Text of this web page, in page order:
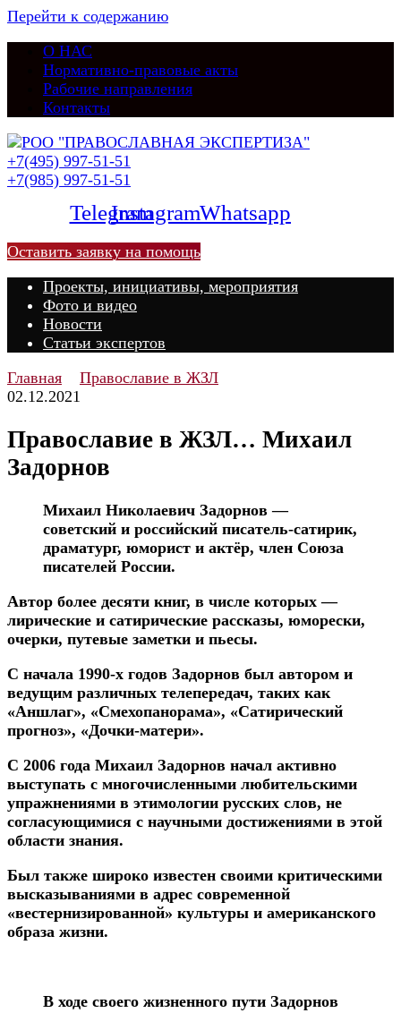
Перейти к содержанию
О НАС
Нормативно-правовые акты
Рабочие направления
Контакты
+7(495) 997-51-51
+7(985) 997-51-51
TelegramInstagramWhatsapp
Оставить заявку на помощь
Проекты, инициативы, мероприятия
Фото и видео
Новости
Статьи экспертов
Главная
Православие в ЖЗЛ
02.12.2021
Православие в ЖЗЛ… Михаил
Задорнов
Михаил Николаевич Задорнов —
советский и российский писатель-сатирик,
драматург, юморист и актёр, член Союза
писателей России.
Автор более десяти книг, в числе которых —
лирические и сатирические рассказы, юморески,
очерки, путевые заметки и пьесы.
С начала 1990-х годов Задорнов был автором и
ведущим различных телепередач, таких как
«Аншлаг», «Смехопанорама», «Сатирический
прогноз», «Дочки-матери».
С 2006 года Михаил Задорнов начал активно
выступать с многочисленными любительскими
упражнениями в этимологии русских слов, не
согласующимися с научными достижениями в этой
области знания.
Был также широко известен своими критическими
высказываниями в адрес современной
«вестернизированной» культуры и американского
образа жизни.
В ходе своего жизненного пути Задорнов